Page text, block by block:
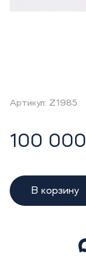
Артикул: Z1985
100 000
В корзину